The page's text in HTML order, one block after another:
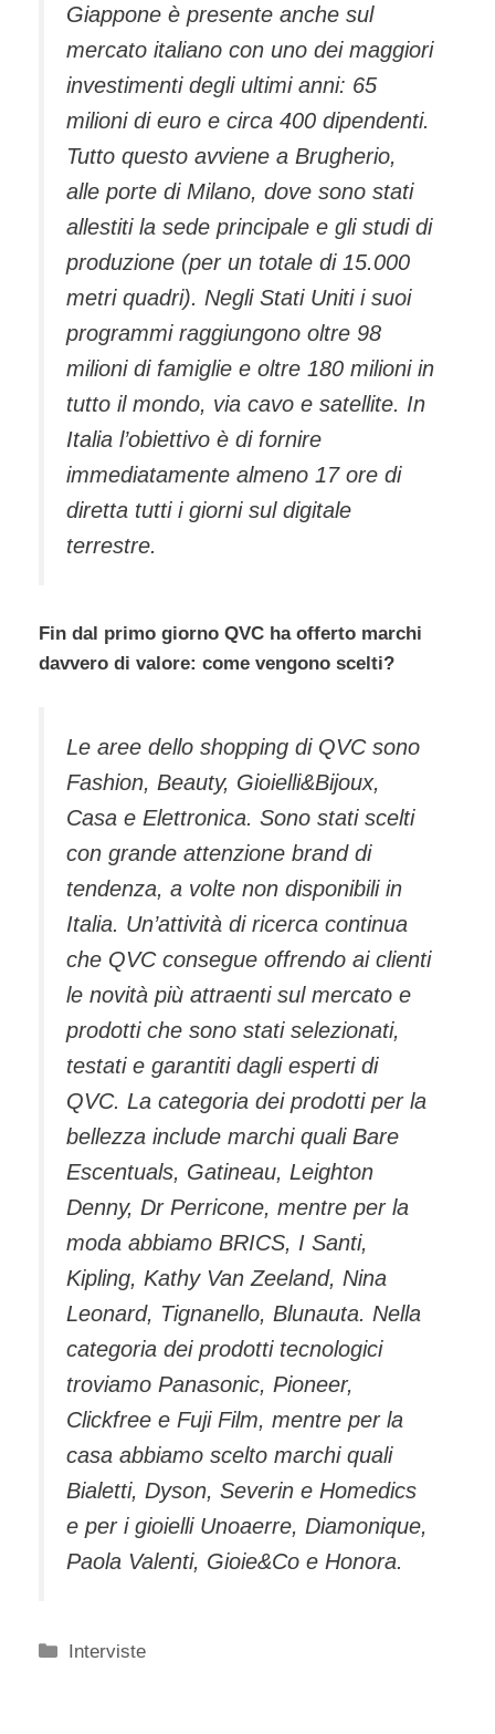
Giappone è presente anche sul
mercato italiano con uno dei maggiori
investimenti degli ultimi anni: 65
milioni di euro e circa 400 dipendenti.
Tutto questo avviene a Brugherio,
alle porte di Milano, dove sono stati
allestiti la sede principale e gli studi di
produzione (per un totale di 15.000
metri quadri). Negli Stati Uniti i suoi
programmi raggiungono oltre 98
milioni di famiglie e oltre 180 milioni in
tutto il mondo, via cavo e satellite. In
Italia l’obiettivo è di fornire
immediatamente almeno 17 ore di
diretta tutti i giorni sul digitale
terrestre.
Fin dal primo giorno QVC ha offerto marchi
davvero di valore: come vengono scelti?
Le aree dello shopping di QVC sono
Fashion, Beauty, Gioielli&Bijoux,
Casa e Elettronica. Sono stati scelti
con grande attenzione brand di
tendenza, a volte non disponibili in
Italia. Un’attività di ricerca continua
che QVC consegue offrendo ai clienti
le novità più attraenti sul mercato e
prodotti che sono stati selezionati,
testati e garantiti dagli esperti di
QVC. La categoria dei prodotti per la
bellezza include marchi quali Bare
Escentuals, Gatineau, Leighton
Denny, Dr Perricone, mentre per la
moda abbiamo BRICS, I Santi,
Kipling, Kathy Van Zeeland, Nina
Leonard, Tignanello, Blunauta. Nella
categoria dei prodotti tecnologici
troviamo Panasonic, Pioneer,
Clickfree e Fuji Film, mentre per la
casa abbiamo scelto marchi quali
Bialetti, Dyson, Severin e Homedics
e per i gioielli Unoaerre, Diamonique,
Paola Valenti, Gioie&Co e Honora.
Categorie
Interviste